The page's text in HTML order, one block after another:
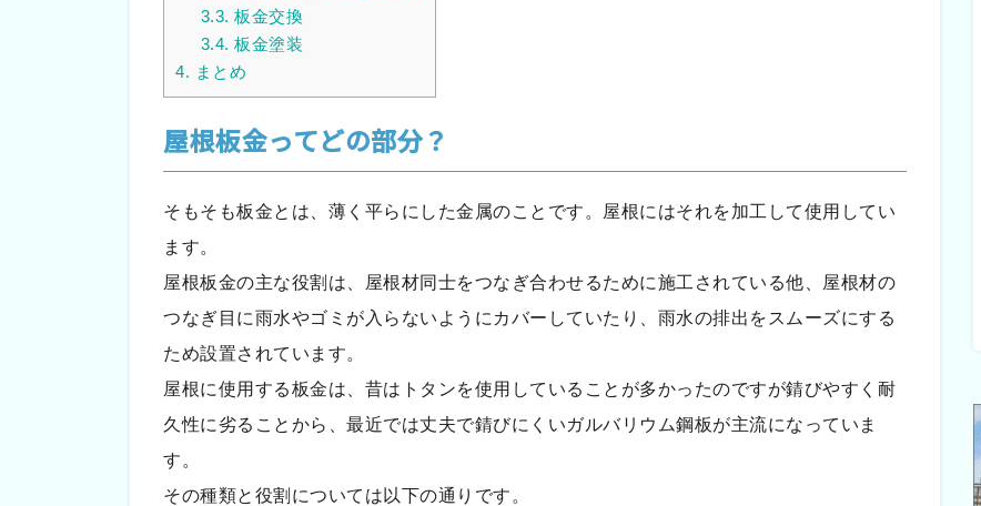
3.3. 板金交換
3.4. 板金塗装
4. まとめ
屋根板金ってどの部分？
そもそも板金とは、薄く平らにした金属のことです。屋根にはそれを加工して使用してい
ます。
屋根板金の主な役割は、屋根材同士をつなぎ合わせるために施工されている他、屋根材の
つなぎ目に雨水やゴミが入らないようにカバーしていたり、雨水の排出をスムーズにする
ため設置されています。
屋根に使用する板金は、昔はトタンを使用していることが多かったのですが錆びやすく耐
久性に劣ることから、最近では丈夫で錆びにくいガルバリウム鋼板が主流になっていま
す。
その種類と役割については以下の通りです。